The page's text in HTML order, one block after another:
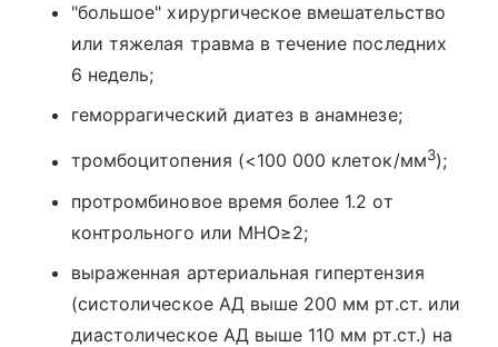
"большое" хирургическое вмешательство
или тяжелая травма в течение последних
6 недель;
геморрагический диатез в анамнезе;
тромбоцитопения (<100 000 клеток/мм3);
протромбиновое время более 1.2 от
контрольного или MHO≥2;
выраженная артериальная гипертензия
(систолическое АД выше 200 мм рт.ст. или
диастолическое АД выше 110 мм рт.ст.) на